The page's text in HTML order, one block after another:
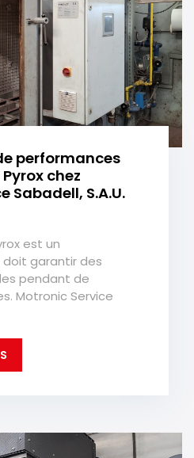
performances
chez
Sabadell, S.A.U.
est un
garantir des
pendant de
Motronic Service